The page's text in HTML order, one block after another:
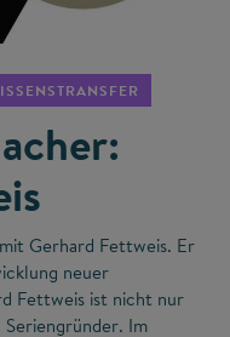
Gerhard Fettweis. Er
neuer
Fettweis ist nicht nur
Im